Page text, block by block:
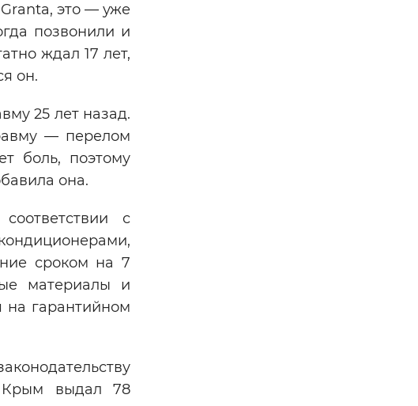
это — уже
позвонили и
ждал 17 лет,
он.
25 лет назад.
— перелом
боль, поэтому
она.
с
сроком на 7
материалы и
на гарантийном
Крым выдал 78